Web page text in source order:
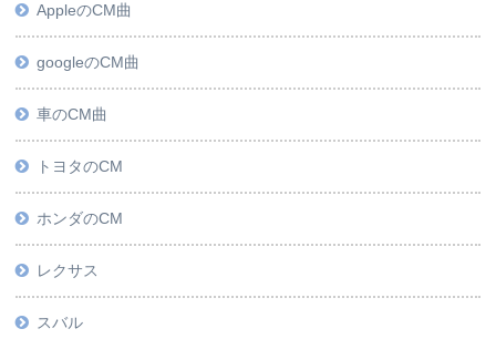
AppleのCM曲
googleのCM曲
車のCM曲
トヨタのCM
ホンダのCM
レクサス
スバル